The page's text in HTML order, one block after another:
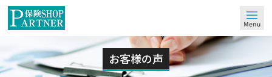
お客様の声